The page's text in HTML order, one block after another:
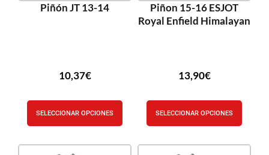
Piñón JT 13-14
10,37€
SELECCIONAR OPCIONES
Piñon 15-16 ESJOT
Royal Enfield Himalayan
13,90€
SELECCIONAR OPCIONES